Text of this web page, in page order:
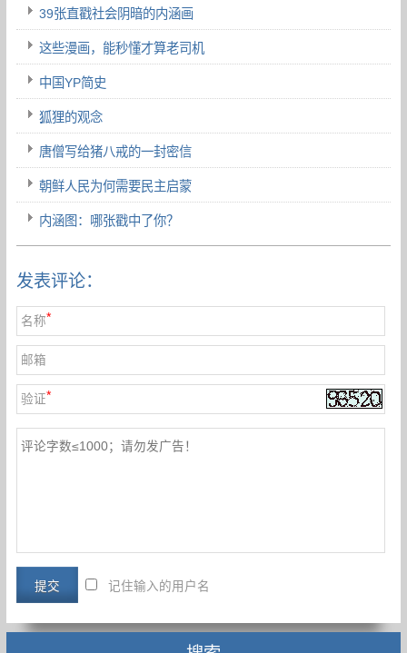
39张直戳社会阴暗的内涵画
这些漫画，能秒懂才算老司机
中国YP简史
狐狸的观念
唐僧写给猪八戒的一封密信
朝鲜人民为何需要民主启蒙
内涵图：哪张戳中了你？
发表评论：
名称*
邮箱
验证*
记住输入的用户名